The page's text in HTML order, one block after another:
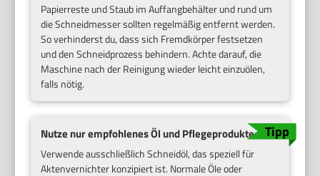
Papierreste und Staub im Auffangbehälter und rund um
die Schneidmesser sollten regelmäßig entfernt werden.
So verhinderst du, dass sich Fremdkörper festsetzen
und den Schneidprozess behindern. Achte darauf, die
Maschine nach der Reinigung wieder leicht einzuölen,
falls nötig.
Nutze nur empfohlenes Öl und Pflegeprodukte
Verwende ausschließlich Schneidöl, das speziell für
Aktenvernichter konzipiert ist. Normale Öle oder